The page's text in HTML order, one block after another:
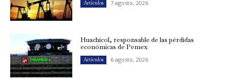
Artículos 7 agosto, 2026
Huachicol, responsable de las pérdidas
económicas de Pemex
Artículos 6 agosto, 2026